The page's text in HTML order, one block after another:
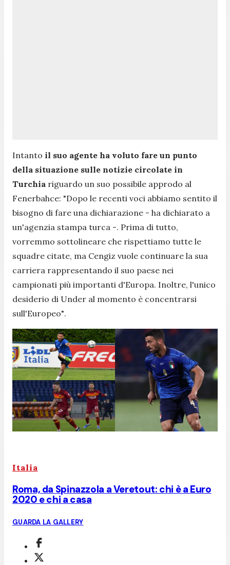
Intanto il suo agente ha voluto fare un punto
della situazione sulle notizie circolate in
Turchia riguardo un suo possibile approdo al
Fenerbahce: "Dopo le recenti voci abbiamo sentito il
bisogno di fare una dichiarazione - ha dichiarato a
un'agenzia stampa turca -. Prima di tutto,
vorremmo sottolineare che rispettiamo tutte le
squadre citate, ma Cengiz vuole continuare la sua
carriera rappresentando il suo paese nei
campionati più importanti d'Europa. Inoltre, l'unico
desiderio di Under al momento è concentrarsi
sull'Europeo".
Italia
Roma, da Spinazzola a Veretout: chi è a Euro
2020 e chi a casa
GUARDA LA GALLERY